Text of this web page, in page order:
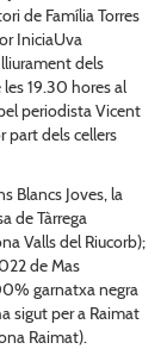
de Família Torres
IniciaUva
dels
19.30 hores al
periodista Vicent
part dels cellers
Blancs Joves, la
de Tàrrega
Valls del Riucorb);
de Mas
garnatxa negra
sigut per a Raimat
Raimat).